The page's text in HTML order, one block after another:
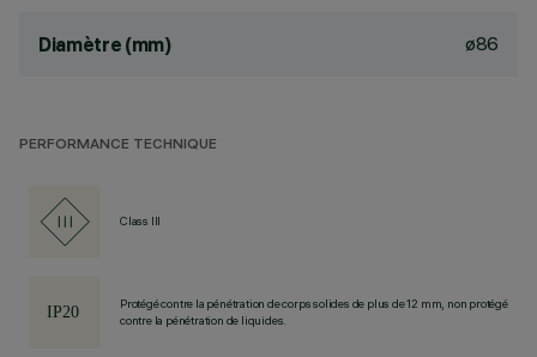
Diamètre (mm) ø86
PERFORMANCE TECHNIQUE
Class III
Protégé contre la pénétration de corps solides de plus de 12 mm, non protégé
contre la pénétration de liquides.